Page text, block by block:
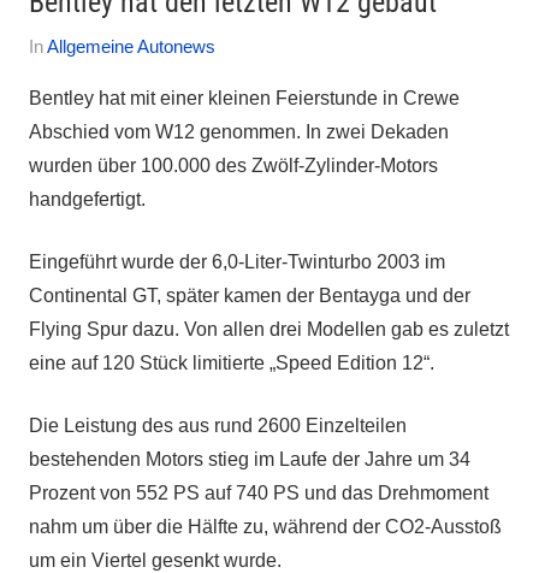
Am
Juli
2024
Von
InAllgemeine Autonews
Bentley hat mit einer kleinen Feierstunde in Crewe
Abschied vom W12 genommen. In zwei Dekaden
wurden über 100.000 des Zwölf-Zylinder-Motors
handgefertigt.
Eingeführt wurde der 6,0-Liter-Twinturbo 2003 im
Continental GT, später kamen der Bentayga und der
Flying Spur dazu. Von allen drei Modellen gab es zuletzt
eine auf 120 Stück limitierte „Speed Edition 12“.
Die Leistung des aus rund 2600 Einzelteilen
bestehenden Motors stieg im Laufe der Jahre um 34
Prozent von 552 PS auf 740 PS und das Drehmoment
nahm um über die Hälfte zu, während der CO2-Ausstoß
um ein Viertel gesenkt wurde.